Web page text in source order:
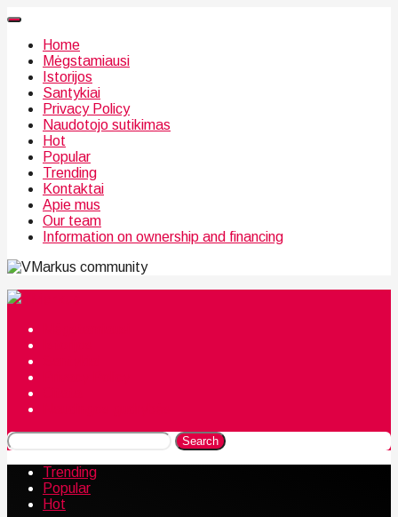
Home
Mėgstamiausi
Istorijos
Santykiai
Privacy Policy
Naudotojo sutikimas
Hot
Popular
Trending
Kontaktai
Apie mus
Our team
Information on ownership and financing
community
Search
Trending
Popular
Hot